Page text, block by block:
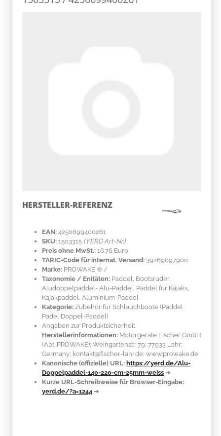
HERSTELLER-REFERENZ
EAN: 4250699400261
SKU: 1503315 (YERD Art-Nr.)
Preis ohne MwSt.: 16.76 Euro
TARIC-Code für internat. Versand: 39269097900
Marke: PROWAKE ® /
Taxonomie / Enitäten: Paddel, Bootsruder,
Aludoppelpaddel- Alu-Paddel, Paddel für Kajaks,
Kajakpaddel, Aluminium-Paddel
Kategorie: Zubehör für Schlauchboote (Paddel
Padel Doppel-Paddel)
Angaben zur Produktsicherheit
Herstellerinformationen: Motorgeräte Fischer GmbH
(Abt. PROWAKE); Weingartenstr. 79; 77933 Lahr;
Germany; kontakt@fischer-lahr.de; www.prowake.de
Kanonische (offizielle) URL: https://yerd.de/Alu-
Doppelpaddel-140-220-cm-25mm-weiss ➔
Kurze URL-Schreibweise für Browser-Eingabe:
yerd.de/?a=1244 ➔